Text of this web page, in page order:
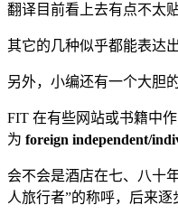
翻译目前看上去有点不太贴
其它的几种似乎都能表达
另外，小编还有一个大胆
FIT 在有些网站或书籍中作
为 foreign independent/
会不会是酒店在七、八十
人旅行者”的称呼，后来逐